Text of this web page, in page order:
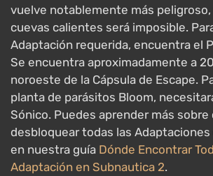
vuelve notablemente más peligroso,
cuevas calientes será imposible.
Adaptación requerida, encuentra el
Se encuentra aproximadamente a
noroeste de la Cápsula de Escape.
planta de parásitos Bloom,
Sónico. Puedes aprender más sobre
desbloquear todas las
en nuestra guía Dónde Encontrar
Adaptación en Subnautica 2.